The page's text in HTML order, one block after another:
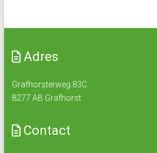
Adres
Grafhorsterweg 83C
8277 AB Grafhorst
Contact